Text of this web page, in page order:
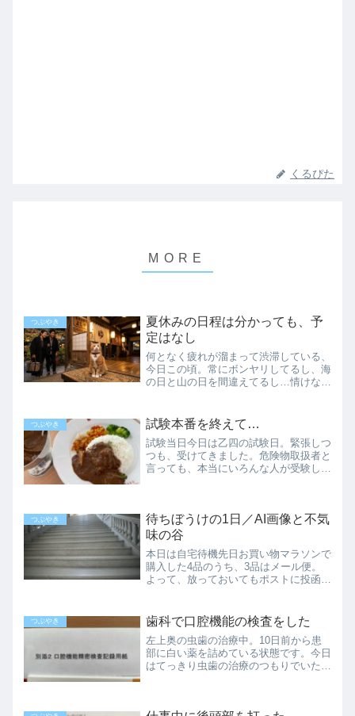
くるぴた
つぶやき
夏休みの日程は分かっても、予
定はなし
何となく疲れが溜まって渋滞している、
今日この頃。常にボンヤリしてるし、海
の日と山の日を間違えてるし…情けない
で、歳を取っていくのでしょうか。結構
長い夏休み早めに昼ご飯を食...
つぶやき 試験本番を終えて…
試験当日今日は乙四の試験日。緊張しつ
つも、受けてきました。危険物取扱者と
言っても、本当にいろんな人が受験しま
歳が4割くらい...
つぶやき
待ちぼうけの1日／AI画像と不気
味の谷
本日は自宅待機先日お買い物マラソンで
購入した4品のうち、3品はメール便。
よって、放っておいてもポストに投函さ
で、普通の宅配便。お買い物マラソンや
スーパーセールを利用した時...
つぶやき 歯科で口腔機能の検査をした
左上奥の虫歯の治療中。10日前から患
部に白い薬を詰めている状態です。今日
はてっきり虫歯の治療のつもりでいた